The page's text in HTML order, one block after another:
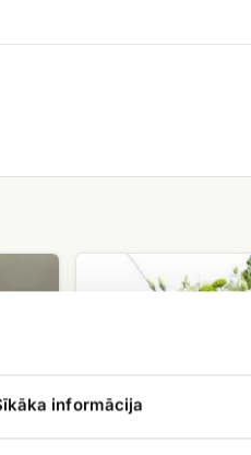
informācija
Krizantēmu